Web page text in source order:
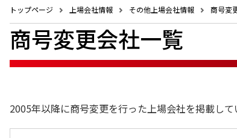
トップページ 上場会社情報 その他上場会社情報 商号変
商号変更会社一覧
2005年以降に商号変更を行った上場会社を掲載して